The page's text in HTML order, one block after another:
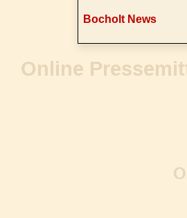
Bocholt News